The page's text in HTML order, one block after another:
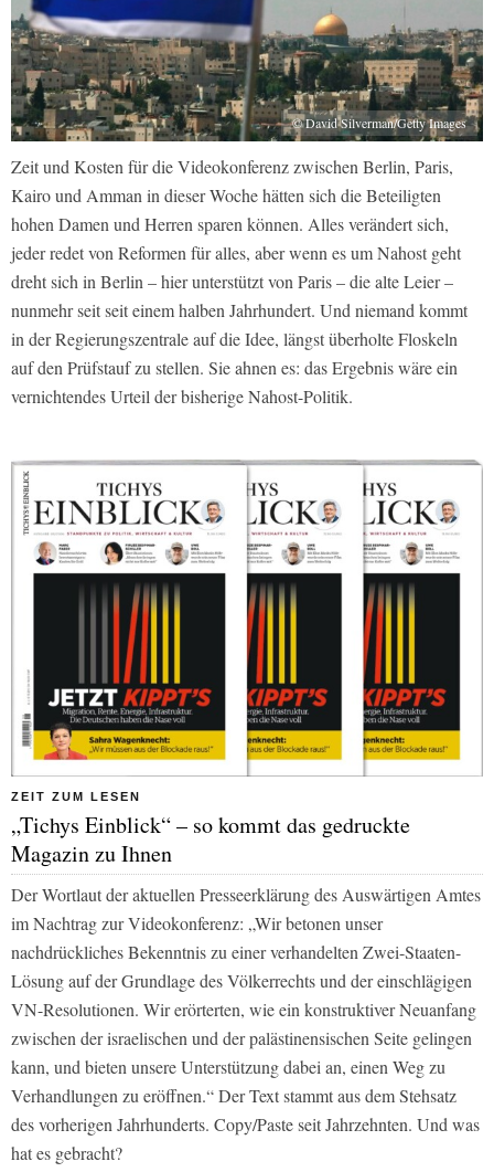
© David Silverman/Getty Images
Zeit und Kosten für die Videokonferenz zwischen Berlin, Paris,
Kairo und Amman in dieser Woche hätten sich die Beteiligten
hohen Damen und Herren sparen können. Alles verändert sich,
jeder redet von Reformen für alles, aber wenn es um Nahost geht
dreht sich in Berlin – hier unterstützt von Paris – die alte Leier –
nunmehr seit seit einem halben Jahrhundert. Und niemand kommt
in der Regierungszentrale auf die Idee, längst überholte Floskeln
auf den Prüfstauf zu stellen. Sie ahnen es: das Ergebnis wäre ein
vernichtendes Urteil der bisherige Nahost-Politik.
ZEIT ZUM LESEN
„Tichys Einblick“ – so kommt das gedruckte
Magazin zu Ihnen
Der Wortlaut der aktuellen Presseerklärung des Auswärtigen Amtes
im Nachtrag zur Videokonferenz: „Wir betonen unser
nachdrückliches Bekenntnis zu einer verhandelten Zwei-Staaten-
Lösung auf der Grundlage des Völkerrechts und der einschlägigen
VN-Resolutionen. Wir erörterten, wie ein konstruktiver Neuanfang
zwischen der israelischen und der palästinensischen Seite gelingen
kann, und bieten unsere Unterstützung dabei an, einen Weg zu
Verhandlungen zu eröffnen.“ Der Text stammt aus dem Stehsatz
des vorherigen Jahrhunderts. Copy/Paste seit Jahrzehnten. Und was
hat es gebracht?